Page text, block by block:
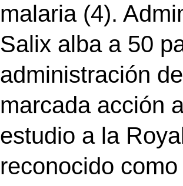
malaria (4).
Salix alba a 50
administración
marcada acción
estudio a la
reconocido